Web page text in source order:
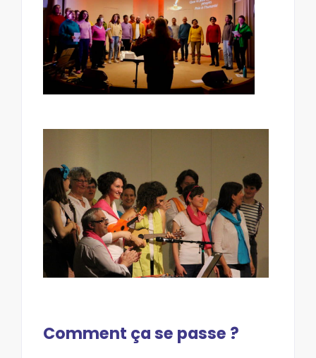
Comment ça se passe ?